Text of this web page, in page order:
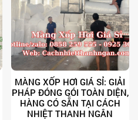
MÀNG XỐP HƠI GIÁ SỈ: GIẢI
PHÁP ĐÓNG GÓI TOÀN DIỆN,
HÀNG CÓ SẴN TẠI CÁCH
NHIỆT THANH NGÂN